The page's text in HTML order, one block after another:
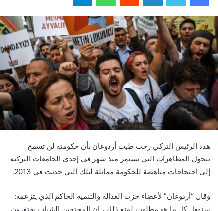
هدد الرئيس التركي رجب طيب أردوغان بأن حكومته لن تسمح
بتحول المظاهرات التي تستمر منذ شهر في إحدى الجامعات التركية
إلى احتجاجات مناهضة للحكومة مماثلة لتلك التي حدثت في 2013.
وقال “أردوغان” لأعضاء حزب العدالة والتنمية الحاكم الذي يتزعمه:
سنفعل كل ما هو مطلوب لمنع ذلك ، إن المحتجين الشباب يفتقرون